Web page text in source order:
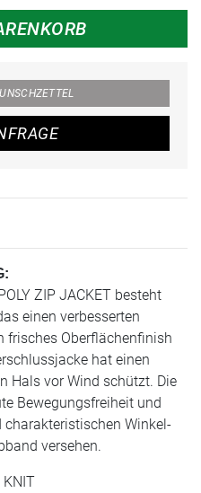
ZIP JACKET besteht
einen verbesserten
frisches Oberflächenfinish
hat einen
Hals vor Wind schützt. Die
Bewegungsfreiheit und
Winkel-
versehen.
KNIT